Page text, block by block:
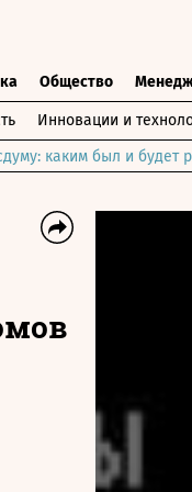
Общество
Инновации и
каким был и будет